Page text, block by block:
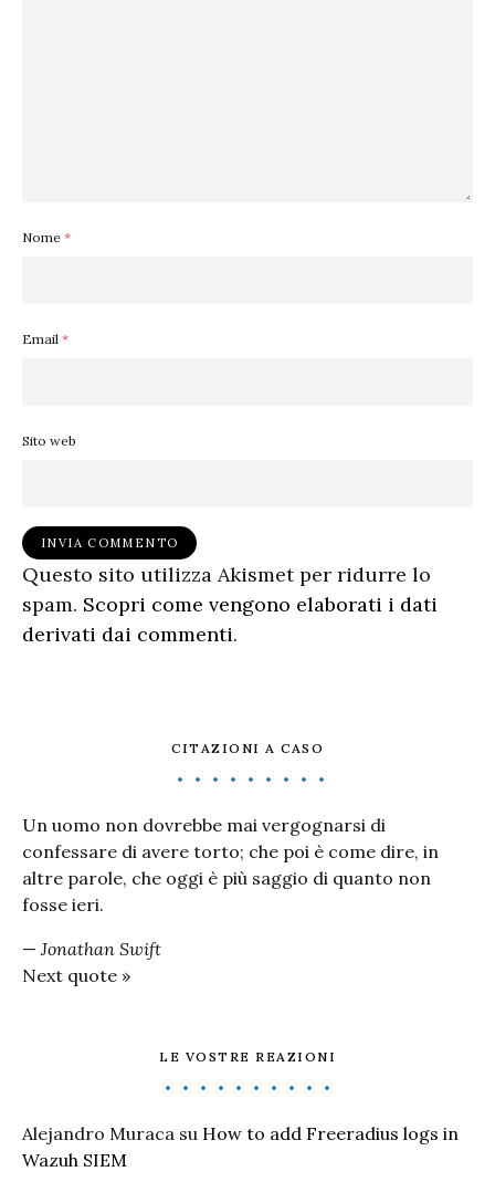
Nome *
Email *
Sito web
Questo sito utilizza Akismet per ridurre lo
spam. Scopri come vengono elaborati i dati
derivati dai commenti.
CITAZIONI A CASO
Un uomo non dovrebbe mai vergognarsi di
confessare di avere torto; che poi è come dire, in
altre parole, che oggi è più saggio di quanto non
fosse ieri.
— Jonathan Swift
Next quote »
LE VOSTRE REAZIONI
Alejandro Muraca su How to add Freeradius logs in
Wazuh SIEM